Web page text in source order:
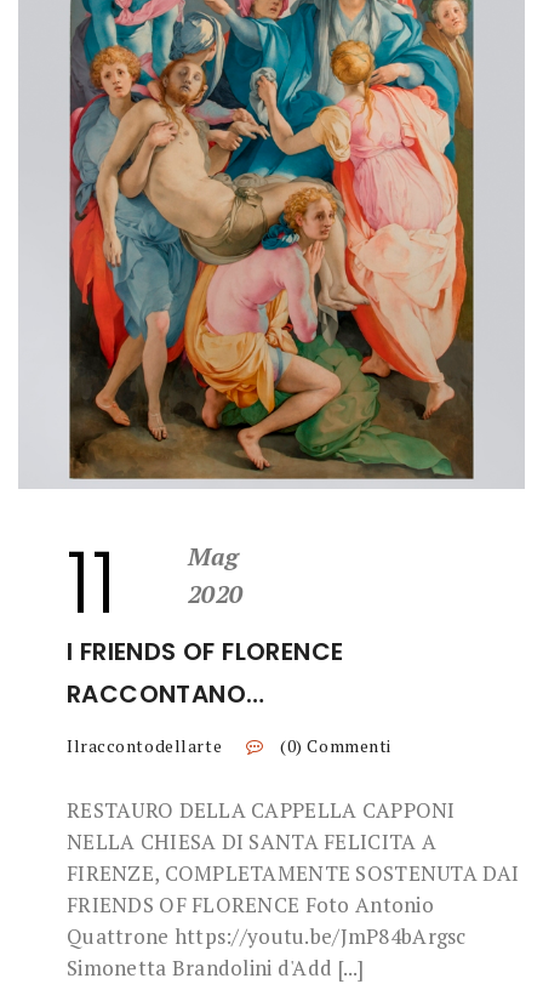
11
Mag
2020
I FRIENDS OF FLORENCE
RACCONTANO…
Ilraccontodellarte (0) Commenti
RESTAURO DELLA CAPPELLA CAPPONI
NELLA CHIESA DI SANTA FELICITA A
FIRENZE, COMPLETAMENTE SOSTENUTA DAI
FRIENDS OF FLORENCE Foto Antonio
Quattrone https://youtu.be/JmP84bArgsc
Simonetta Brandolini d'Add [...]